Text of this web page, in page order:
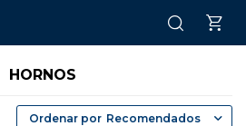
HORNOS
Recomendados